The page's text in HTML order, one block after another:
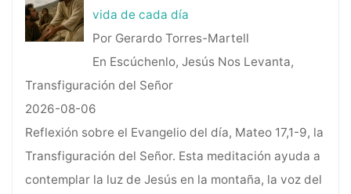
vida de cada día
Por Gerardo Torres-Martell
En Escúchenlo, Jesús Nos Levanta,
Transfiguración del Señor
2026-08-06
Reflexión sobre el Evangelio del día, Mateo 17,1-9, la
Transfiguración del Señor. Esta meditación ayuda a
contemplar la luz de Jesús en la montaña, la voz del